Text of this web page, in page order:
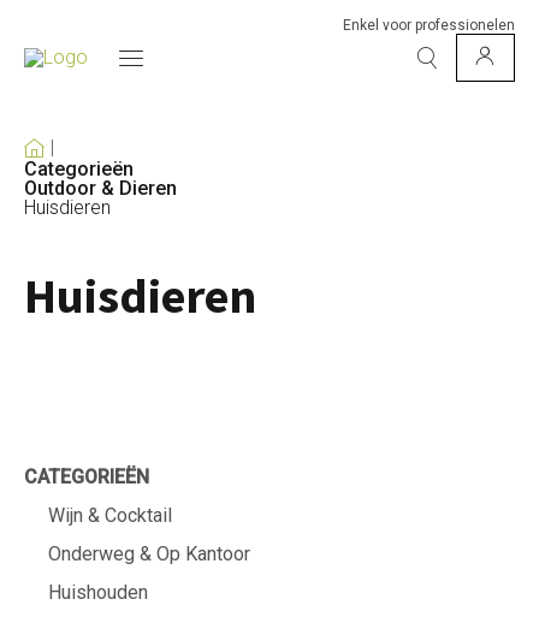
Enkel voor professionelen
Categorieën
Outdoor & Dieren
Huisdieren
Huisdieren
CATEGORIEËN
Wijn & Cocktail
Onderweg & Op Kantoor
Huishouden